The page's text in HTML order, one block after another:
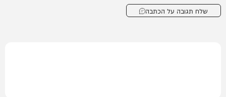
שלח תגובה על הכתבה